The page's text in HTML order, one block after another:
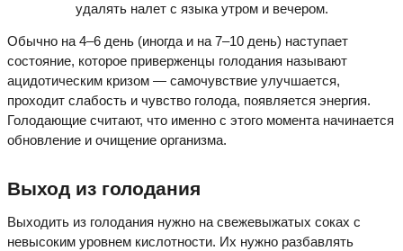
удалять налет с языка утром и вечером.
Обычно на 4–6 день (иногда и на 7–10 день) наступает
состояние, которое приверженцы голодания называют
ацидотическим кризом — самочувствие улучшается,
проходит слабость и чувство голода, появляется энергия.
Голодающие считают, что именно с этого момента начинается
обновление и очищение организма.
Выход из голодания
Выходить из голодания нужно на свежевыжатых соках с
невысоким уровнем кислотности. Их нужно разбавлять